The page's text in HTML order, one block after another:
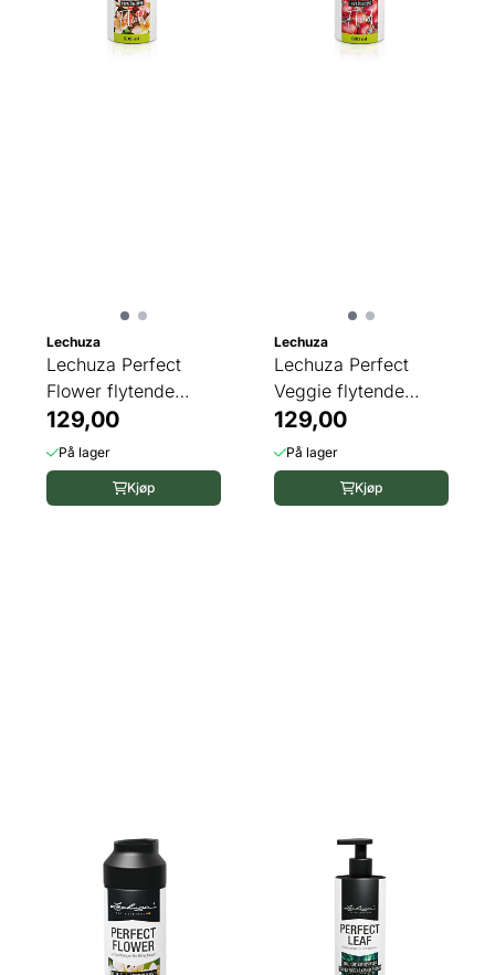
Lechuza
Lechuza Perfect
Flower flytende
plantenæring 500 ...
129,00
På lager
Kjøp
Lechuza
Lechuza Perfect
Veggie flytende
plantenæring 500 ...
129,00
På lager
Kjøp